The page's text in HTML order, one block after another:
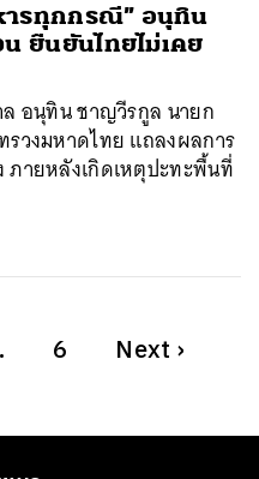
ารทุกกรณี” อนุทิน
ยืนยันไทยไม่เคย
ล อนุทิน ชาญวีรกูล นายก
รวงมหาดไทย แถลงผลการ
ภายหลังเกิดเหตุปะทะพื้นที่
6 Next ›